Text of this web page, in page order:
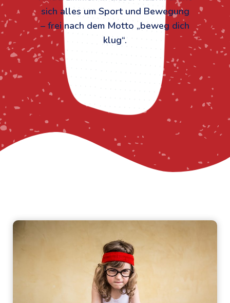
sich alles um Sport und Bewegung
– frei nach dem Motto „beweg dich
klug“.